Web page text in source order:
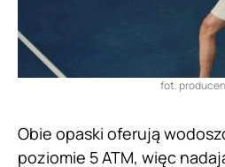
fot.
Obie opaski oferują
poziomie 5 ATM, więc